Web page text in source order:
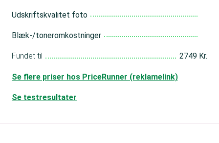
Udskriftskvalitet foto
Blæk-/toneromkostninger
Fundet til 2749 Kr.
Se flere priser hos PriceRunner (reklamelink)
Se testresultater